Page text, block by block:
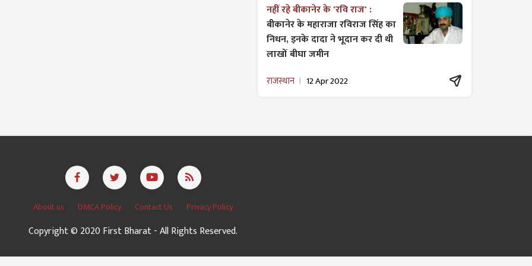
नहीं रहे बीकानेर के 'रवि राज' :
बीकानेर के महाराजा रविराज सिंह का
निधन, इनके दादा ने भूदान कर दी थी
लाखों बीघा जमीन
राजस्थान 12 Apr 2022
About us DMCA Policy Contact Us Privacy Policy
Copyright © 2020 First Bharat - All Rights Reserved.